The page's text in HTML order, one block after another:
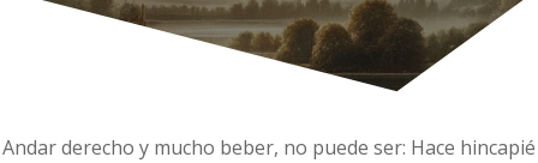
Andar derecho y mucho beber, no puede ser: Hace hincapié